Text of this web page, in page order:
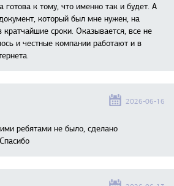
к тому, что именно так и будет. А
который был мне нужен, на
кратчайшие сроки. Оказывается, все не
и честные компании работают и в
2026-06-16
ребятами не было, сделано